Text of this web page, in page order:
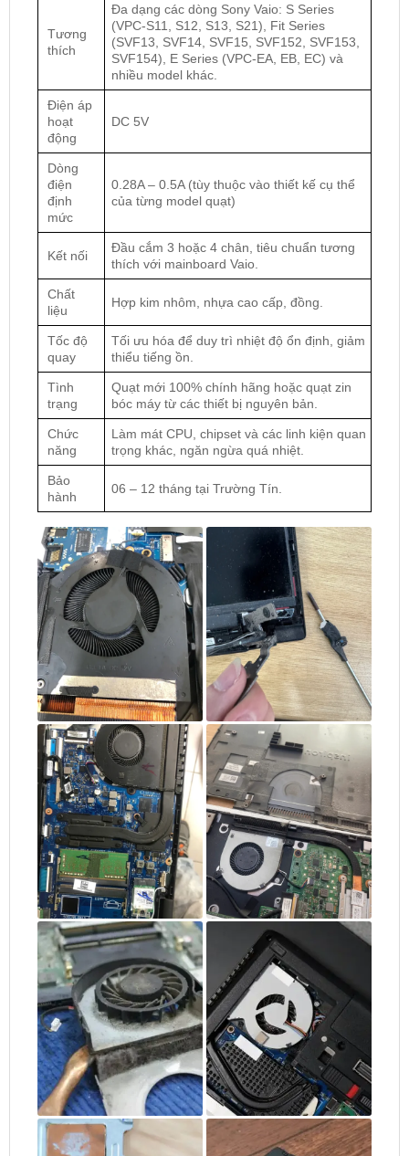
Tương
thích
Đa dạng các dòng Sony Vaio: S Series
(VPC-S11, S12, S13, S21), Fit Series
(SVF13, SVF14, SVF15, SVF152, SVF153,
SVF154), E Series (VPC-EA, EB, EC) và
nhiều model khác.
Điện áp
hoạt
động
DC 5V
Dòng
điện
định
mức
0.28A – 0.5A (tùy thuộc vào thiết kế cụ thể
của từng model quạt)
Kết nối
Đầu cắm 3 hoặc 4 chân, tiêu chuẩn tương
thích với mainboard Vaio.
Chất
liệu
Hợp kim nhôm, nhựa cao cấp, đồng.
Tốc độ
quay
Tối ưu hóa để duy trì nhiệt độ ổn định, giảm
thiểu tiếng ồn.
Tình
trạng
Quạt mới 100% chính hãng hoặc quạt zin
bóc máy từ các thiết bị nguyên bản.
Chức
năng
Làm mát CPU, chipset và các linh kiện quan
trọng khác, ngăn ngừa quá nhiệt.
Bảo
hành
06 – 12 tháng tại Trường Tín.